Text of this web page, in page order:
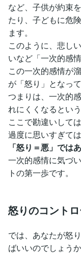
など、子供が約束
たり、子どもに危
ます。
このように、悲し
いなど「一次的感
この一次的感情が
が「怒り」となっ
つまりは、一次的
れにくくなるという
ここで勘違いして
過度に思いすぎて
「怒り＝悪」では
一次的感情に気づ
トの第一歩です。
怒りのコント
では、あなたが怒
ばいいのでしょう